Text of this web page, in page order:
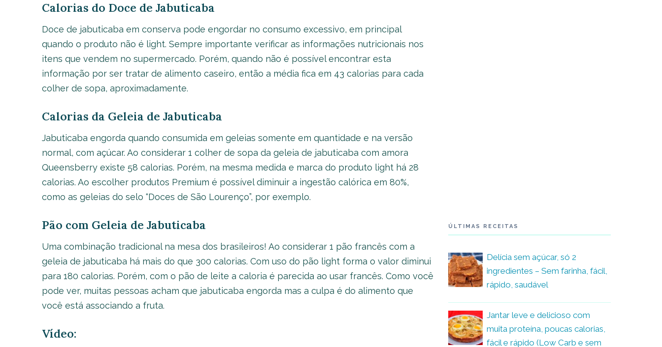
Calorias do Doce de Jabuticaba
Doce de jabuticaba em conserva pode engordar no consumo excessivo, em principal
quando o produto não é light. Sempre importante verificar as informações nutricionais nos
itens que vendem no supermercado. Porém, quando não é possível encontrar esta
informação por ser tratar de alimento caseiro, então a média fica em 43 calorias para cada
colher de sopa, aproximadamente.
Calorias da Geleia de Jabuticaba
Jabuticaba engorda quando consumida em geleias somente em quantidade e na versão
normal, com açúcar. Ao considerar 1 colher de sopa da geleia de jabuticaba com amora
Queensberry existe 58 calorias. Porém, na mesma medida e marca do produto light há 28
calorias. Ao escolher produtos Premium é possível diminuir a ingestão calórica em 80%,
como as geleias do selo “Doces de São Lourenço”, por exemplo.
Pão com Geleia de Jabuticaba
Uma combinação tradicional na mesa dos brasileiros! Ao considerar 1 pão francês com a
geleia de jabuticaba há mais do que 300 calorias. Com uso do pão light forma o valor diminui
para 180 calorias. Porém, com o pão de leite a caloria é parecida ao usar francês. Como você
pode ver, muitas pessoas acham que jabuticaba engorda mas a culpa é do alimento que
você está associando a fruta.
Vídeo:
ÚLTIMAS RECEITAS
Delícia sem açúcar, só 2
ingredientes – Sem farinha, fácil,
rápido, saudável
Jantar leve e delicioso com
muita proteína, poucas calorias,
fácil e rápido (Low Carb e sem